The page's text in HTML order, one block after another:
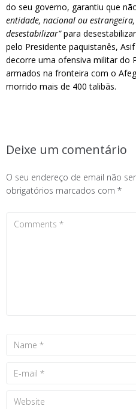
do seu governo, garantiu que
entidade, nacional ou
desestabilizar”para
pelo Presidente paquistanês,
decorre uma ofensiva militar do
armados na fronteira com o
morrido mais de 400 talibãs.
Deixe um comentário
O seu endereço de email não
obrigatórios marcados com *